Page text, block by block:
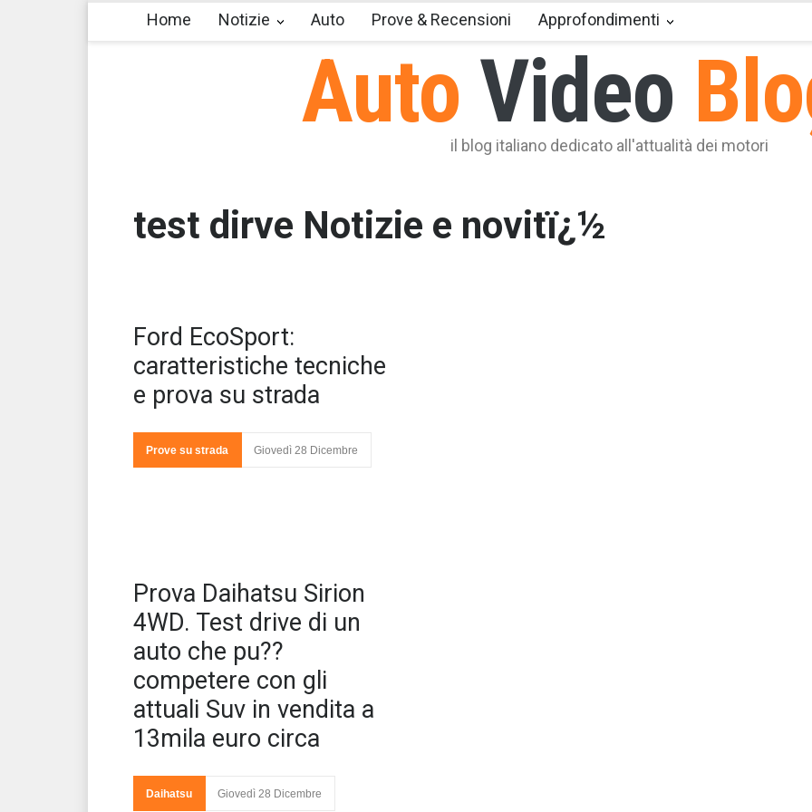
Auto Video
il blog italiano dedicato all'attualità dei motori
Home Notizie Auto Prove & Recensioni Approfondimenti
test dirve Notizie e novitï¿½
Ford EcoSport:
caratteristiche tecniche
e prova su strada
Prove su strada Giovedì 28 Dicembre
Prova Daihatsu Sirion
4WD. Test drive di un
auto che pu??
competere con gli
attuali Suv in vendita a
13mila euro circa
Daihatsu Giovedì 28 Dicembre